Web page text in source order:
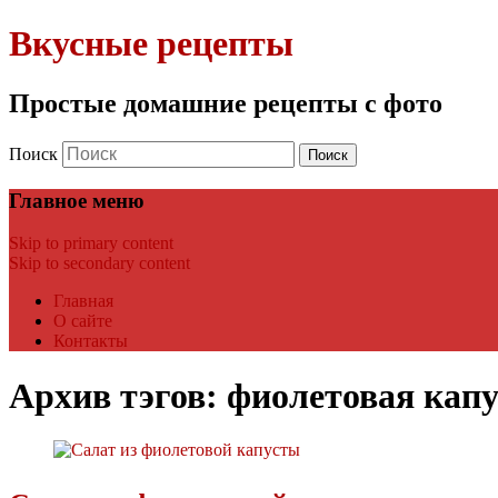
Вкусные рецепты
Простые домашние рецепты с фото
Поиск
Главное меню
Skip to primary content
Skip to secondary content
Главная
О сайте
Контакты
Архив тэгов: фиолетовая